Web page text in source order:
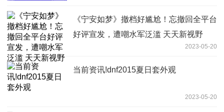
《宁安如梦》撤档好尴尬！忘撤回全平台
好评宣发，遭嘲水军泛滥 天天新视野
2023-05-20
当前资讯!dnf2015夏日套外观
2023-05-20